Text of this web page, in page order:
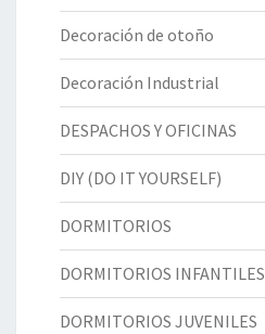
Decoración de otoño
Decoración Industrial
DESPACHOS Y OFICINAS
DIY (DO IT YOURSELF)
DORMITORIOS
DORMITORIOS INFANTILES
DORMITORIOS JUVENILES